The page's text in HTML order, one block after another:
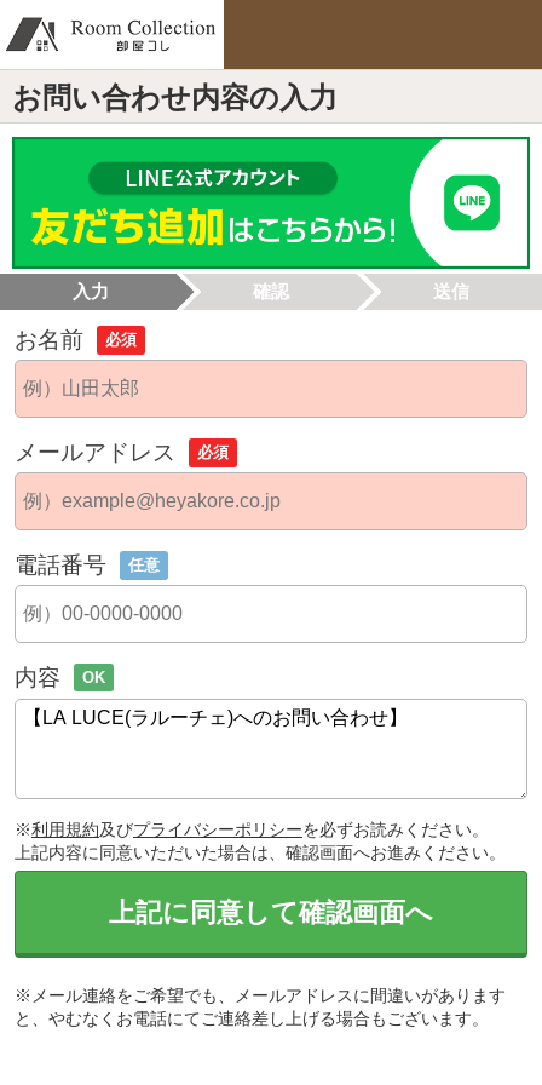
お問い合わせ内容の入力
入力 確認 送信
お名前 必須
メールアドレス 必須
電話番号 任意
内容 OK
※利用規約及びプライバシーポリシーを必ずお読みください。
上記内容に同意いただいた場合は、確認画面へお進みください。
上記に同意して確認画面へ
※メール連絡をご希望でも、メールアドレスに間違いがあります
と、やむなくお電話にてご連絡差し上げる場合もございます。